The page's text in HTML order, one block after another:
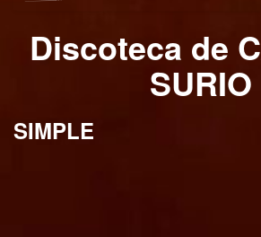
Discoteca de
SURIO
SIMPLE